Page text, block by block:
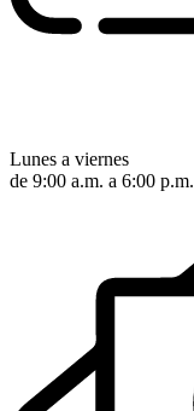
Lunes a viernes
de 9:00 a.m. a 6:00 p.m.